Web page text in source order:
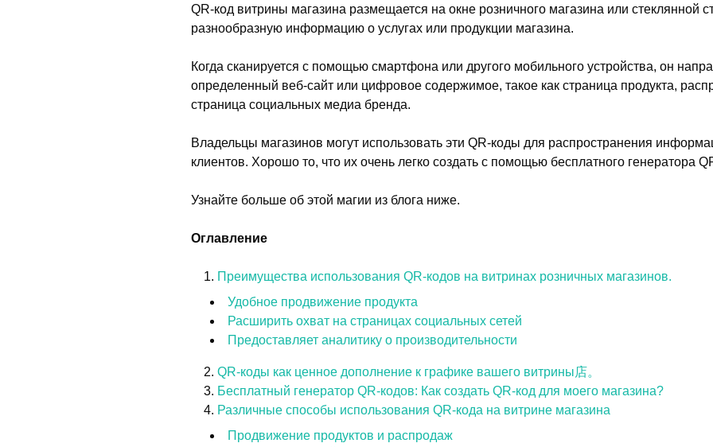
QR-код витрины магазина размещается на окне розничного магазина или стеклянной
разнообразную информацию о услугах или продукции магазина.
Когда сканируется с помощью смартфона или другого мобильного устройства, он
определенный веб-сайт или цифровое содержимое, такое как страница продукта,
страница социальных медиа бренда.
Владельцы магазинов могут использовать эти QR-коды для распространения
клиентов. Хорошо то, что их очень легко создать с помощью бесплатного генератора
Узнайте больше об этой магии из блога ниже.
Оглавление
Преимущества использования QR-кодов на витринах розничных магазинов.
Удобное продвижение продукта
Расширить охват на страницах социальных сетей
Предоставляет аналитику о производительности
QR-коды как ценное дополнение к графике вашего витрины店。
Бесплатный генератор QR-кодов: Как создать QR-код для моего магазина?
Различные способы использования QR-кода на витрине магазина
Продвижение продуктов и распродаж